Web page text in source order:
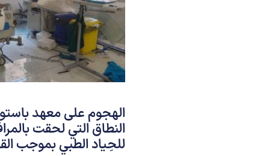
الهجوم على معهد
النطاق التي لحقت
للحِياد الطبي بموجب